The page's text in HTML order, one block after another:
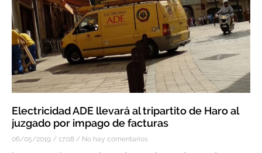
Electricidad ADE llevará al tripartito de Haro al
juzgado por impago de facturas
06/05/2019 17:08 No hay comentarios